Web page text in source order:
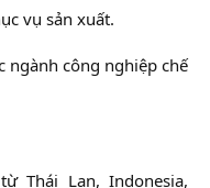
vụ sản xuất.
ngành công nghiệp chế
Thái Lan, Indonesia,